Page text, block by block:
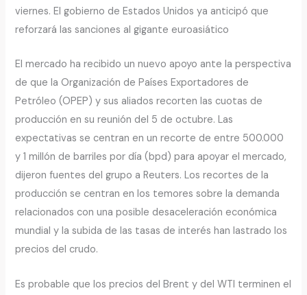
viernes. El gobierno de Estados Unidos ya anticipó que
reforzará las sanciones al gigante euroasiático
El mercado ha recibido un nuevo apoyo ante la perspectiva
de que la Organización de Países Exportadores de
Petróleo (OPEP) y sus aliados recorten las cuotas de
producción en su reunión del 5 de octubre. Las
expectativas se centran en un recorte de entre 500.000
y 1 millón de barriles por día (bpd) para apoyar el mercado,
dijeron fuentes del grupo a Reuters. Los recortes de la
producción se centran en los temores sobre la demanda
relacionados con una posible desaceleración económica
mundial y la subida de las tasas de interés han lastrado los
precios del crudo.
Es probable que los precios del Brent y del WTI terminen el